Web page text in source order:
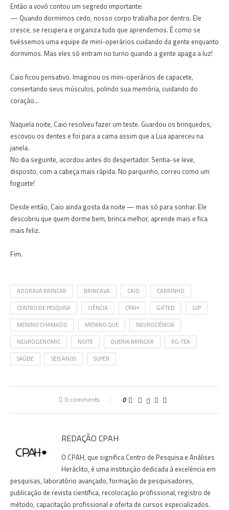
Então a vovó contou um segredo importante:
— Quando dormimos cedo, nosso corpo trabalha por dentro. Ele
cresce, se recupera e organiza tudo que aprendemos. É como se
tivéssemos uma equipe de mini-operários cuidando da gente enquanto
dormimos. Mas eles só entram no turno quando a gente apaga a luz!
Caio ficou pensativo. Imaginou os mini-operários de capacete,
consertando seus músculos, polindo sua memória, cuidando do
coração…
Naquela noite, Caio resolveu fazer um teste. Guardou os brinquedos,
escovou os dentes e foi para a cama assim que a Lua apareceu na
janela.
No dia seguinte, acordou antes do despertador. Sentia-se leve,
disposto, com a cabeça mais rápida. No parquinho, correu como um
foguete!
Desde então, Caio ainda gosta da noite — mas só para sonhar. Ele
descobriu que quem dorme bem, brinca melhor, aprende mais e fica
mais feliz.
Fim.
ADORAVA BRINCAR BRINCAVA CAIO CARRINHO
CENTRO DE PESQUISA CIÊNCIA CPAH GIFTED GIP
MENINO CHAMADO MENINO QUE NEUROCIÊNCIA
NEUROGENOMIC NOITE QUERIA BRINCAR RG-TEA
SAÚDE SEIS ANOS SUPER
0 comments 0
REDAÇÃO CPAH
O CPAH, que significa Centro de Pesquisa e Análises
Heráclito, é uma instituição dedicada à excelência em
pesquisas, laboratório avançado, formação de pesquisadores,
publicação de revista científica, recolocação profissional, registro de
método, capacitação profissional e oferta de cursos especializados.